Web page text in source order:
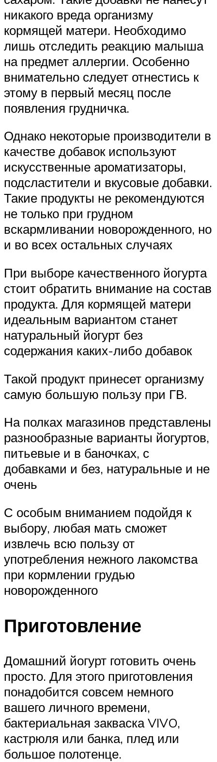
никакого вреда организму
кормящей матери. Необходимо
лишь отследить реакцию малыша
на предмет аллергии. Особенно
внимательно следует отнестись к
этому в первый месяц после
появления грудничка.
Однако некоторые производители в
качестве добавок используют
искусственные ароматизаторы,
подсластители и вкусовые добавки.
Такие продукты не рекомендуются
не только при грудном
вскармливании новорожденного, но
и во всех остальных случаях
При выборе качественного йогурта
стоит обратить внимание на состав
продукта. Для кормящей матери
идеальным вариантом станет
натуральный йогурт без
содержания каких-либо добавок
Такой продукт принесет организму
самую большую пользу при ГВ.
На полках магазинов представлены
разнообразные варианты йогуртов,
питьевые и в баночках, с
добавками и без, натуральные и не
очень
С особым вниманием подойдя к
выбору, любая мать сможет
извлечь всю пользу от
употребления нежного лакомства
при кормлении грудью
новорожденного
Приготовление
Домашний йогурт готовить очень
просто. Для этого приготовления
понадобится совсем немного
вашего личного времени,
бактериальная закваска VIVO,
кастрюля или банка, плед или
большое полотенце.